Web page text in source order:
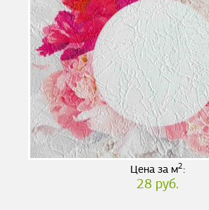
Цена за м2:
28 руб.